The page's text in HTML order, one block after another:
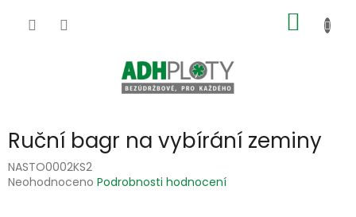
KOŠÍK
Ruční bagr na vybírání zeminy
NASTO0002KS2
Průměrné
Neohodnoceno Podrobnosti hodnocení